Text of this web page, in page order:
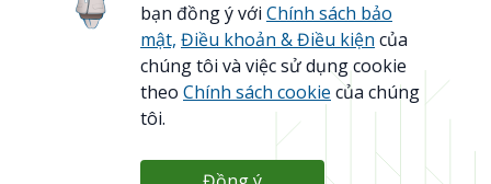
@ 2023 Bamboo Airways Copyright. All Rights
Reserved.
Business Registration Code: 0107867370
bạn đồng ý với Chính sách bảo
mật, Điều khoản & Điều kiện của
chúng tôi và việc sử dụng cookie
theo Chính sách cookie của chúng
tôi.